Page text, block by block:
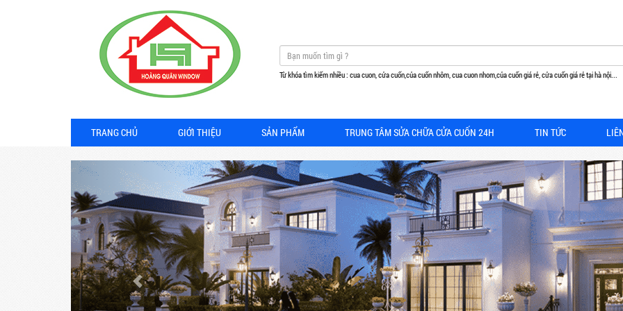
Từ khóa tìm kiếm nhiều : cua cuon, cửa cuốn,của cuốn nhôm, cua cuon nhom,của cuốn giá rẻ, cửa cuốn giá rẻ tại hà nội...
TRANG CHỦ GIỚI THIỆU SẢN PHẨM TRUNG TÂM SỬA CHỮA CỬA CUỐN 24H TIN TỨC